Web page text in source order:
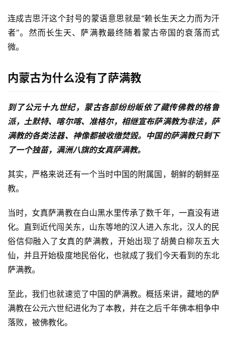
连成吉思汗这个封号的蒙语意思就是“赖长生天之力而为汗
者”。然而长生天、萨满教最终随着蒙古帝国的衰落而式
微。
内蒙古为什么没有了萨满教
到了公元十九世纪，蒙古各部纷纷皈依了藏传佛教的格鲁
派，土默特、喀尔喀、准格尔，相继宣布萨满教为非法，萨
满教的各类法器、神像都被收缴焚毁。中国的萨满教只剩下
了一个独苗，满洲八旗的女真萨满教。
其实，严格来说还有一个当时中国的附属国，朝鲜的朝鲜巫
教。
当时，女真萨满教在白山黑水里传承了数千年，一直没有进
化。直到近代闯关东，山东等地的汉人进入东北，汉人的民
俗信仰融入了女真的萨满教，开始出现了胡黄白柳灰五大
仙，并且开始极度地民俗化，也就成了我们今天看到的东北
萨满教。
至此，我们也就速览了中国的萨满教。概括来讲，藏地的萨
满教在公元六世纪进化为了本教，并在之后千年佛本相争中
落败，被佛教化。